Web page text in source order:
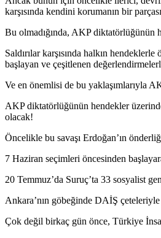
karşısında kendini korumanın bir
Bu olmadığında, AKP diktatörlüğünün
Saldırılar karşısında halkın
başlayan ve çeşitlenen
Ve en önemlisi de bu yaklaşımlarıyla
AKP diktatörlüğünün hendekler
olacak!
Öncelikle bu savaşı Erdoğan’ın
7 Haziran seçimleri öncesinden
20 Temmuz’da Suruç’ta 33 sosyalist
Ankara’nın göbeğinde DAİŞ
Çok değil birkaç gün önce, Türkiye